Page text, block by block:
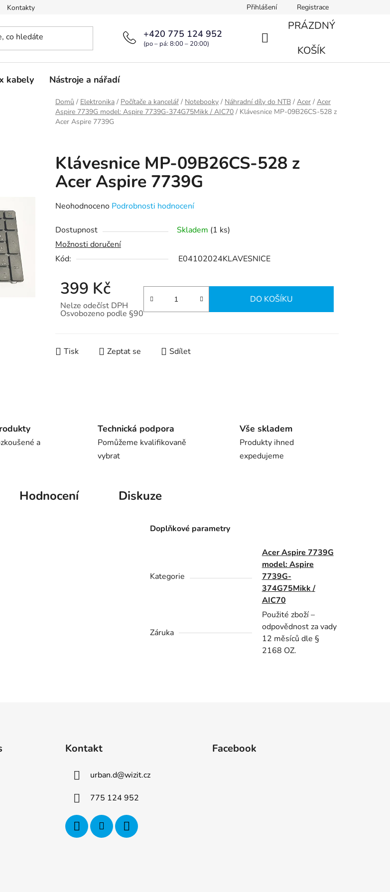
Kontakty Přihlášení Registrace
+420 775 124 952
(po – pá: 8:00 – 20:00)
NÁKUPNÍ
PRÁZDNÝ
KOŠÍK
kabely Nástroje a nářadí
Domů / Elektronika / Počítače a kancelář / Notebooky / Náhradní díly do NTB / Acer / Acer
Aspire 7739G model: Aspire 7739G-374G75Mikk / AIC70 / Klávesnice MP-09B26CS-528 z
Acer Aspire 7739G
Klávesnice MP-09B26CS-528 z
Acer Aspire 7739G
Průměrné
produktu
je
0,0
hvězdiček.
Neohodnoceno Podrobnosti hodnocení
Dostupnost Skladem (1 ks)
Možnosti doručení
Kód:
E04102024KLAVESNICE
399 Kč
Nelze odečíst DPH
Osvobozeno podle §90
DO KOŠÍKU
Tisk Zeptat se Sdílet
a
Technická podpora
Pomůžeme kvalifikovaně
vybrat
Vše skladem
Produkty ihned
expedujeme
Hodnocení Diskuze
Doplňkové parametry
Kategorie
Acer Aspire 7739G
model: Aspire
7739G-
374G75Mikk /
AIC70
Záruka
Použité zboží –
odpovědnost za vady
12 měsíců dle §
2168 OZ.
Kontakt
urban.d@wizit.cz
775 124 952
Facebook